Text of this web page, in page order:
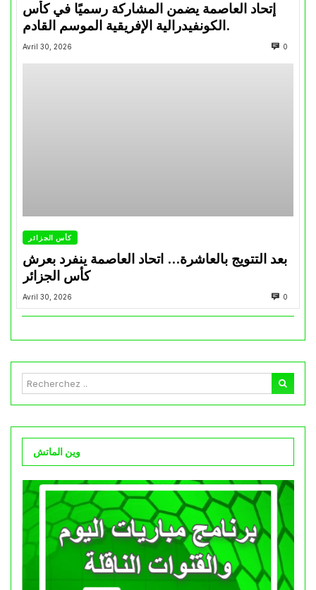
إتحاد العاصمة يضمن المشاركة رسميًا في كأس
الكونفيدرالية الإفريقية الموسم القادم.
Avril 30, 2026 0
كأس الجزائر
بعد التتويج بالعاشرة… اتحاد العاصمة ينفرد بعرش
كأس الجزائر
Avril 30, 2026 0
وين الماتش